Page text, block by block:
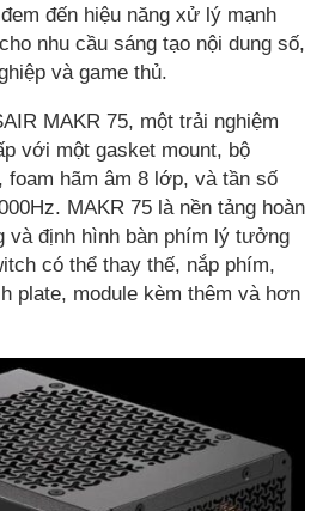
đến hiệu năng xử lý mạnh
nhu cầu sáng tạo nội dung số,
và game thủ.
MAKR 75, một trải nghiệm
với một gasket mount, bộ
foam hãm âm 8 lớp, và tần số
MAKR 75 là nền tảng hoàn
và định hình bàn phím lý tưởng
có thể thay thế, nắp phím,
plate, module kèm thêm và hơn